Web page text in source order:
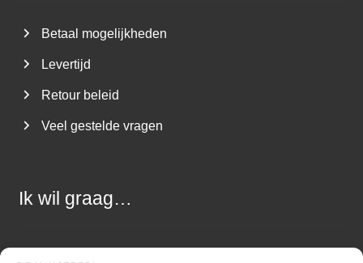
Betaal mogelijkheden
Levertijd
Retour beleid
Veel gestelde vragen
Ik wil graag…